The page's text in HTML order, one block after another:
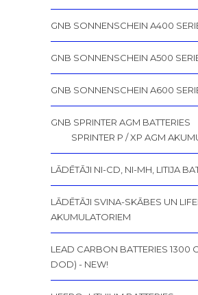
GNB SONNENSCHEIN A400
GNB SONNENSCHEIN A500
GNB SONNENSCHEIN A600
GNB SPRINTER AGM BATTERIES
SPRINTER P / XP AGM
LĀDĒTĀJI NI-CD, NI-MH, LITIJA
LĀDĒTĀJI SVINA-SKĀBES UN
AKUMULATORIEM
LEAD CARBON BATTERIES 1300
DOD) - NEW!